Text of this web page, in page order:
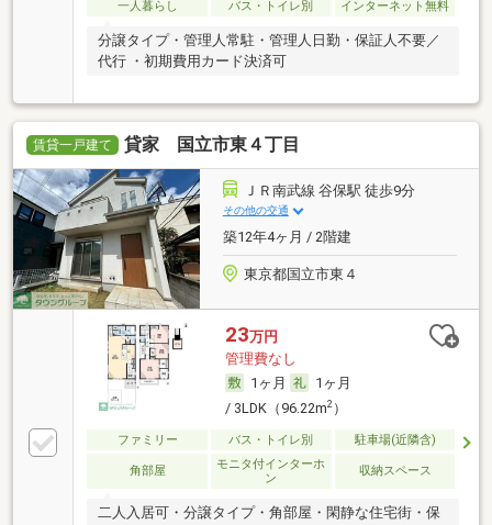
一人暮らし
バス・トイレ別 インターネット無料
分譲タイプ・管理人常駐・管理人日勤・保証人不要／
代行 ・初期費用カード決済可
賃貸一戸建て 貸家 国立市東４丁目
ＪＲ南武線 谷保駅 徒歩9分
その他の交通
築12年4ヶ月 / 2階建
東京都国立市東４
23万円
管理費なし
1ヶ月
1ヶ月
/ 3LDK（96.22m2）
ファミリー バス・トイレ別 駐車場(近隣含)
角部屋
モニタ付インターホ
ン
収納スペース
二人入居可・分譲タイプ・角部屋・閑静な住宅街・保